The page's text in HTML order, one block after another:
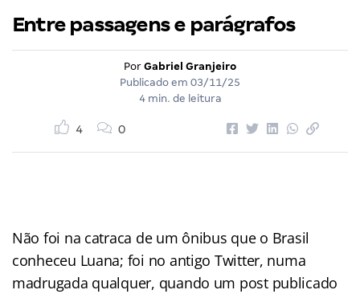
Entre passagens e parágrafos
Por Gabriel Granjeiro
Publicado em 03/11/25
4 min. de leitura
4 0
Não foi na catraca de um ônibus que o Brasil
conheceu Luana; foi no antigo Twitter, numa
madrugada qualquer, quando um post publicado